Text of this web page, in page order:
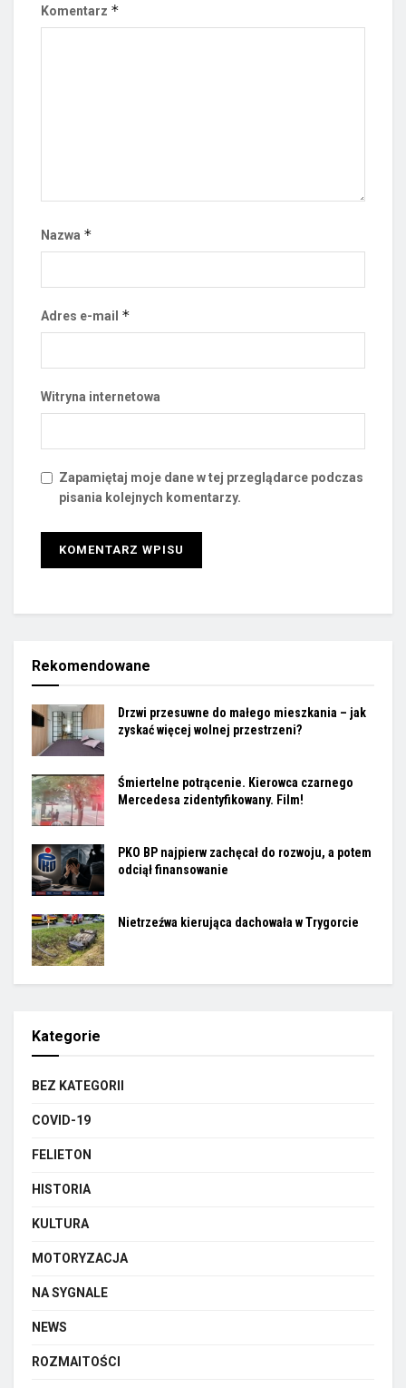
Komentarz *
Nazwa *
Adres e-mail *
Witryna internetowa
Zapamiętaj moje dane w tej przeglądarce podczas
pisania kolejnych komentarzy.
Rekomendowane
Drzwi przesuwne do małego mieszkania – jak
zyskać więcej wolnej przestrzeni?
Śmiertelne potrącenie. Kierowca czarnego
Mercedesa zidentyfikowany. Film!
PKO BP najpierw zachęcał do rozwoju, a potem
odciął finansowanie
Nietrzeźwa kierująca dachowała w Trygorcie
Kategorie
BEZ KATEGORII
COVID-19
FELIETON
HISTORIA
KULTURA
MOTORYZACJA
NA SYGNALE
NEWS
ROZMAITOŚCI